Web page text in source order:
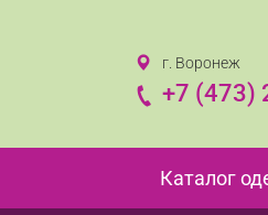
г. Воронеж
+7 (473)
Каталог